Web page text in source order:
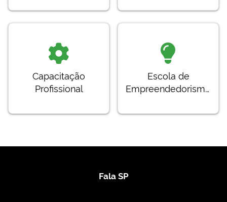
Capacitação
Profissional
Escola de
Empreendedorismo
Fala SP